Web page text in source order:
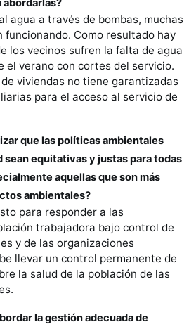
agua a través de bombas, muchas
funcionando. Como resultado hay
los vecinos sufren la falta de agua
el verano con cortes del servicio.
viviendas no tiene garantizadas
para el acceso al servicio de
que las políticas ambientales
sean equitativas y justas para todas
aquellas que son más
ambientales?
para responder a las
trabajadora bajo control de
y de las organizaciones
llevar un control permanente de
la salud de la población de las
la gestión adecuada de